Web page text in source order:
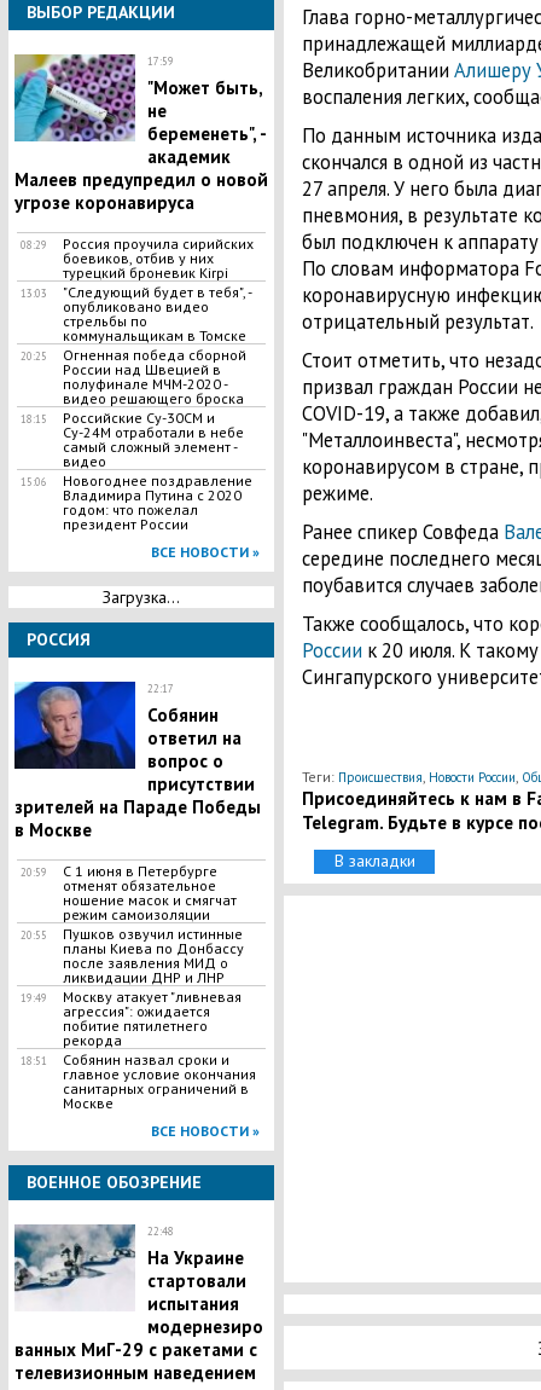
ВЫБОР РЕДАКЦИИ
17:59
"Может быть,
не
беременеть", -
академик
Малеев предупредил о новой
угрозе коронавируса
08:29
Россия проучила сирийских
боевиков, отбив у них
турецкий броневик Kirpi
13:03
"Следующий будет в тебя", -
опубликовано видео
стрельбы по
коммунальщикам в Томске
20:25
Огненная победа сборной
России над Швецией в
полуфинале МЧМ-2020 -
видео решающего броска
18:15
Российские Су-30СМ и
Су-24М отработали в небе
самый сложный элемент -
видео
15:06
Новогоднее поздравление
Владимира Путина с 2020
годом: что пожелал
президент России
ВСЕ НОВОСТИ »
Загрузка...
РОССИЯ
22:17
Собянин
ответил на
вопрос о
присутствии
зрителей на Параде Победы
в Москве
20:59
С 1 июня в Петербурге
отменят обязательное
ношение масок и смягчат
режим самоизоляции
20:55
​Пушков озвучил истинные
планы Киева по Донбассу
после заявления МИД о
ликвидации ДНР и ЛНР
19:49
Москву атакует "ливневая
агрессия": ожидается
побитие пятилетнего
рекорда
18:51
​Собянин назвал сроки и
главное условие окончания
санитарных ограничений в
Москве
ВСЕ НОВОСТИ »
ВОЕННОЕ ОБОЗРЕНИЕ
22:48
На Украине
стартовали
испытания
модернезиро
ванных МиГ-29 с ракетами с
телевизионным наведением
Глава горно-
принадлежащей
Великобритании Алишеру
воспаления легких,
По данным источника
скончался в одной из
27 апреля. У него была
пневмония, в результате
был подключен к аппарату
По словам информатора
коронавирусную
отрицательный результат.
Стоит отметить, что
призвал граждан России
COVID-19, а также
"Металлоинвеста",
коронавирусом в стране,
режиме.
Ранее спикер Совфеда
середине последнего
поубавится случаев
Также сообщалось, что
России к 20 июля. К
Сингапурского
Теги: Происшествия, Новости России,
Присоединяйтесь к нам в
Telegram. Будьте в курсе
В закладки